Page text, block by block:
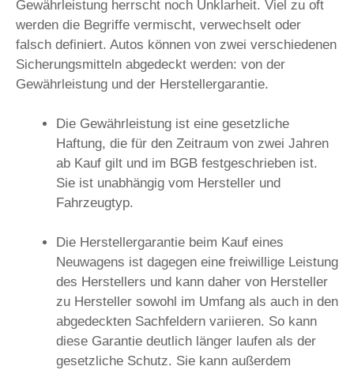
Gewährleistung herrscht noch Unklarheit. Viel zu oft
werden die Begriffe vermischt, verwechselt oder
falsch definiert. Autos können von zwei verschiedenen
Sicherungsmitteln abgedeckt werden: von der
Gewährleistung und der Herstellergarantie.
Die Gewährleistung ist eine gesetzliche
Haftung, die für den Zeitraum von zwei Jahren
ab Kauf gilt und im BGB festgeschrieben ist.
Sie ist unabhängig vom Hersteller und
Fahrzeugtyp.
Die Herstellergarantie beim Kauf eines
Neuwagens ist dagegen eine freiwillige Leistung
des Herstellers und kann daher von Hersteller
zu Hersteller sowohl im Umfang als auch in den
abgedeckten Sachfeldern variieren. So kann
diese Garantie deutlich länger laufen als der
gesetzliche Schutz. Sie kann außerdem